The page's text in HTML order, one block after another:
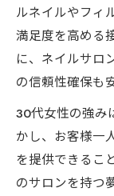
ルネイルやフィ
満足度を高める
に、ネイルサロ
の信頼性確保も
30代女性の強み
かし、お客様一
を提供できるこ
のサロンを持つ